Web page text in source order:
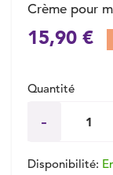
Crème pour
15,90 €
Quantité
Disponibilité: